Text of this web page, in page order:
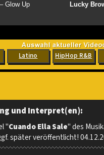
Glow Up Lucky
Latino HipHop R&B
und Interpret(en):
"Cuando Ella Sale" des
später veröffentlicht!